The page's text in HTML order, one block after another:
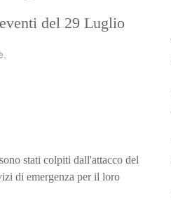
del 29 Luglio
.
stati colpiti dall'attacco del
di emergenza per il loro